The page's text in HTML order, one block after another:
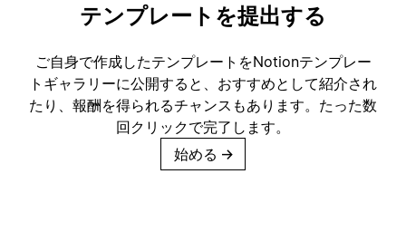
テンプレートを提出する
ご自身で作成したテンプレートをNotionテンプレー
トギャラリーに公開すると、おすすめとして紹介され
たり、報酬を得られるチャンスもあります。たった数
回クリックで完了します。
始める →